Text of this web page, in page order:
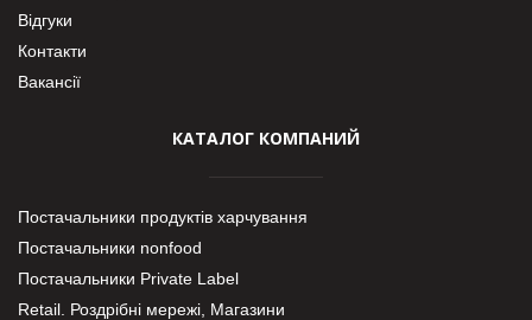
Відгуки
Контакти
Вакансії
КАТАЛОГ КОМПАНИЙ
Постачальники продуктів харчування
Постачальники nonfood
Постачальники Private Label
Retail. Роздрібні мережі, Магазини